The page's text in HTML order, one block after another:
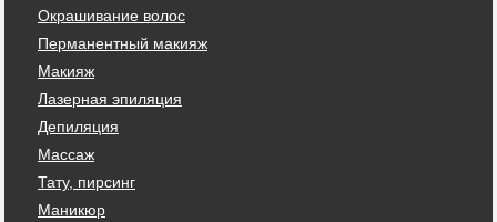
Окрашивание волос
Перманентный макияж
Макияж
Лазерная эпиляция
Депиляция
Массаж
Тату, пирсинг
Маникюр